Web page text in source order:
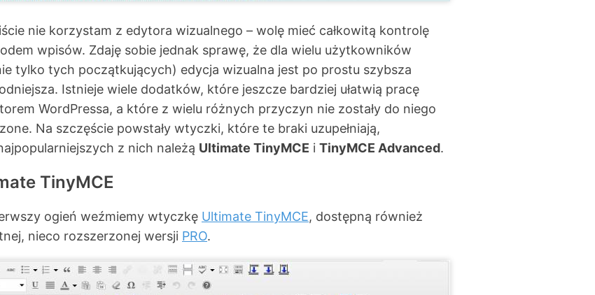
nie korzystam z edytora wizualnego – wolę mieć całkowitą kontrolę
wpisów. Zdaję sobie jednak sprawę, że dla wielu użytkowników
tylko tych początkujących) edycja wizualna jest po prostu szybsza
Istnieje wiele dodatków, które jeszcze bardziej ułatwią pracę
WordPressa, a które z wielu różnych przyczyn nie zostały do niego
Na szczęście powstały wtyczki, które te braki uzupełniają,
z nich należą Ultimate TinyMCE i TinyMCE Advanced.
TinyMCE
ogień weźmiemy wtyczkę Ultimate TinyMCE, dostępną również
nieco rozszerzonej wersji PRO.